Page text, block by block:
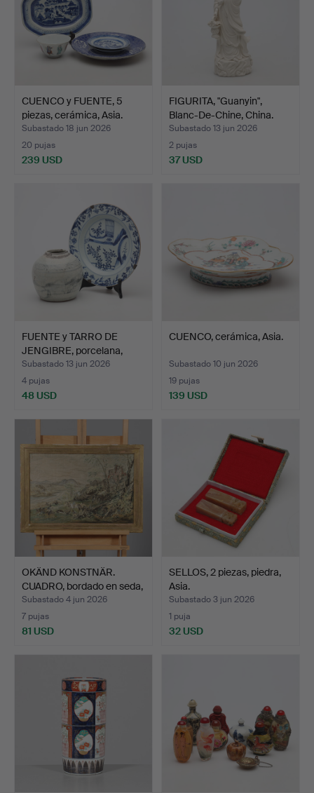
CUENCO y FUENTE, 5
piezas, cerámica, Asia.
Subastado 18 jun 2026
20 pujas
239 USD
FIGURITA, "Guanyin",
Blanc-De-Chine, China.
Subastado 13 jun 2026
2 pujas
37 USD
FUENTE y TARRO DE
JENGIBRE, porcelana,
Chi…
Subastado 13 jun 2026
4 pujas
48 USD
CUENCO, cerámica, Asia.
Subastado 10 jun 2026
19 pujas
139 USD
OKÄND KONSTNÄR.
CUADRO, bordado en seda,
s…
Subastado 4 jun 2026
7 pujas
81 USD
SELLOS, 2 piezas, piedra,
Asia.
Subastado 3 jun 2026
1 puja
32 USD